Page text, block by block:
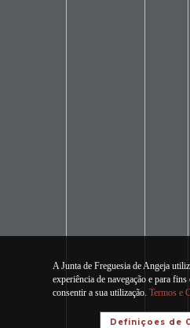
A Junta de Freguesia de Angeja
experiência de navegação e para
consentir a sua utilização. Termos e
Definiçoes de